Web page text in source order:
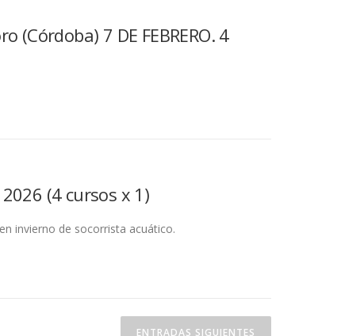
7 DE FEBRERO. 4
(4 cursos x 1)
invierno de socorrista acuático.
ENTRADAS SIGUIENTES